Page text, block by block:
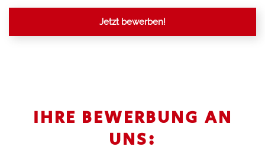
Jetzt bewerben!
IHRE BEWERBUNG AN
UNS: